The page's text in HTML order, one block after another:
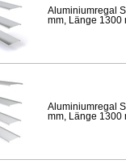
Aluminiumregal
mm, Länge 1300
Aluminiumregal
mm, Länge 1300